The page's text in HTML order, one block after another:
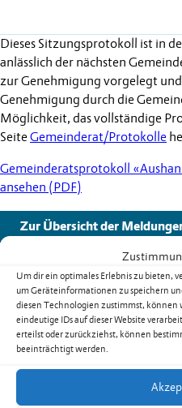
Um dir ein optimales Erlebnis zu bieten,
um Geräteinformationen zu speichern
diesen Technologien zustimmst, können
eindeutige IDs auf dieser Website
erteilst oder zurückziehst, können
beeinträchtigt werden.
Dieses Sitzungsprotokoll ist in
anlässlich der nächsten
zur Genehmigung vorgelegt
Genehmigung durch die
Möglichkeit, das vollständige
SeiteGemeinderat/Protokolle
Gemeinderatsprotokoll
ansehen (PDF)
Zur Übersicht der
Weitere Schlagzeilen
Warnung vor sehr
Waldbrandgefahr –
Feuerverbotes im